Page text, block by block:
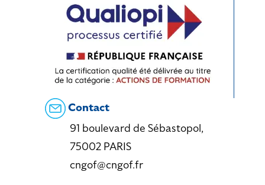
Contact
91 boulevard de Sébastopol,
75002 PARIS
cngof@cngof.fr